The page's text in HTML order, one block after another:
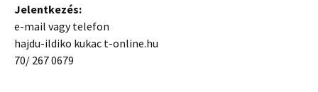
Jelentkezés:
e-mail vagy telefon
hajdu-ildiko kukac t-online.hu
70/ 267 0679